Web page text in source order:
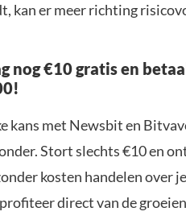
kan er meer richting
nog €10 gratis en
kans met Newsbit en
Stort slechts €10 en
kosten handelen over
direct van de